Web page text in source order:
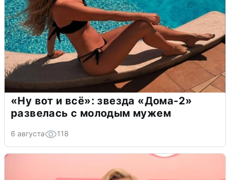
«Ну вот и всё»: звезда «Дома-2»
развелась с молодым мужем
6 августа 118